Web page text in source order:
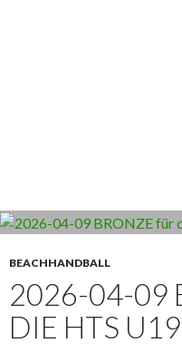
BEACHHANDBALL
2026-04-09
DIE HTS U19